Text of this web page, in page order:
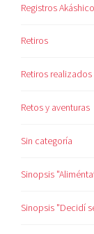
Registros
Retiros
Retiros realizados
Retos y aventuras
Sin categoría
Sinopsis
Sinopsis "Decidí